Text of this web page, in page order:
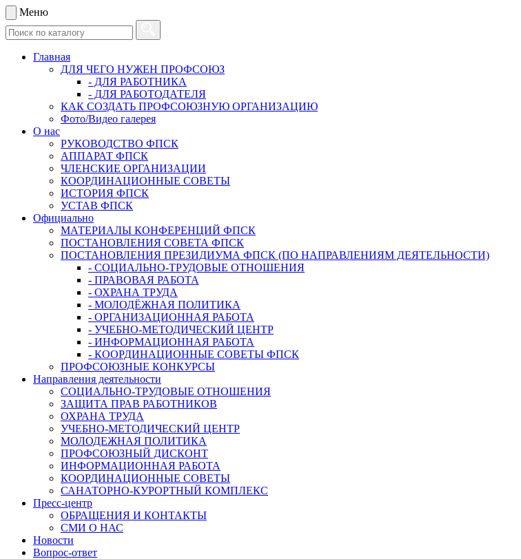
Меню
Главная
ДЛЯ ЧЕГО НУЖЕН ПРОФСОЮЗ
- ДЛЯ РАБОТНИКА
- ДЛЯ РАБОТОДАТЕЛЯ
КАК СОЗДАТЬ ПРОФСОЮЗНУЮ ОРГАНИЗАЦИЮ
Фото/Видео галерея
О нас
РУКОВОДСТВО ФПСК
АППАРАТ ФПСК
ЧЛЕНСКИЕ ОРГАНИЗАЦИИ
КООРДИНАЦИОННЫЕ СОВЕТЫ
ИСТОРИЯ ФПСК
УСТАВ ФПСК
Официально
МАТЕРИАЛЫ КОНФЕРЕНЦИЙ ФПСК
ПОСТАНОВЛЕНИЯ СОВЕТА ФПСК
ПОСТАНОВЛЕНИЯ ПРЕЗИДИУМА ФПСК (ПО НАПРАВЛЕНИЯМ ДЕЯТЕЛЬНОСТИ)
- СОЦИАЛЬНО-ТРУДОВЫЕ ОТНОШЕНИЯ
- ПРАВОВАЯ РАБОТА
- ОХРАНА ТРУДА
- МОЛОДЁЖНАЯ ПОЛИТИКА
- ОРГАНИЗАЦИОННАЯ РАБОТА
- УЧЕБНО-МЕТОДИЧЕСКИЙ ЦЕНТР
- ИНФОРМАЦИОННАЯ РАБОТА
- КООРДИНАЦИОННЫЕ СОВЕТЫ ФПСК
ПРОФСОЮЗНЫЕ КОНКУРСЫ
Направления деятельности
СОЦИАЛЬНО-ТРУДОВЫЕ ОТНОШЕНИЯ
ЗАЩИТА ПРАВ РАБОТНИКОВ
ОХРАНА ТРУДА
УЧЕБНО-МЕТОДИЧЕСКИЙ ЦЕНТР
МОЛОДЕЖНАЯ ПОЛИТИКА
ПРОФСОЮЗНЫЙ ДИСКОНТ
ИНФОРМАЦИОННАЯ РАБОТА
КООРДИНАЦИОННЫЕ СОВЕТЫ
САНАТОРНО-КУРОРТНЫЙ КОМПЛЕКС
Пресс-центр
ОБРАЩЕНИЯ И КОНТАКТЫ
СМИ О НАС
Новости
Вопрос-ответ